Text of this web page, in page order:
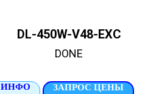
DL-450W-V48-EXC
DONE
ИНФО ЗАПРОС ЦЕНЫ